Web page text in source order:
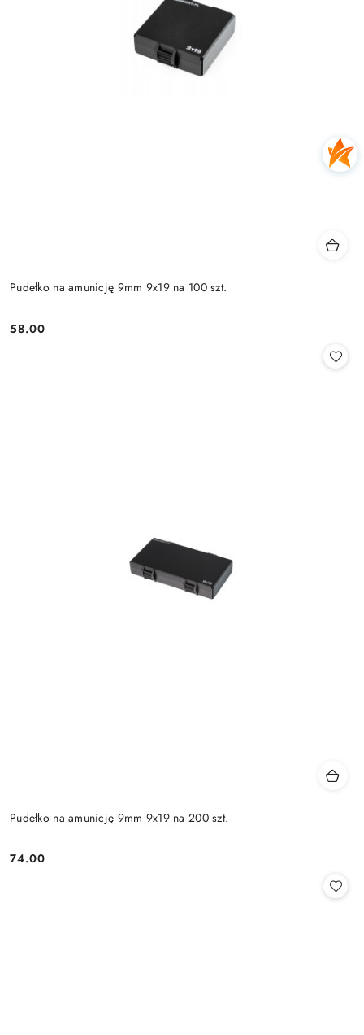
Pudełko na amunicję 9mm 9x19 na 100 szt.
Cena:
58.00
Pudełko na amunicję 9mm 9x19 na 200 szt.
Cena:
74.00